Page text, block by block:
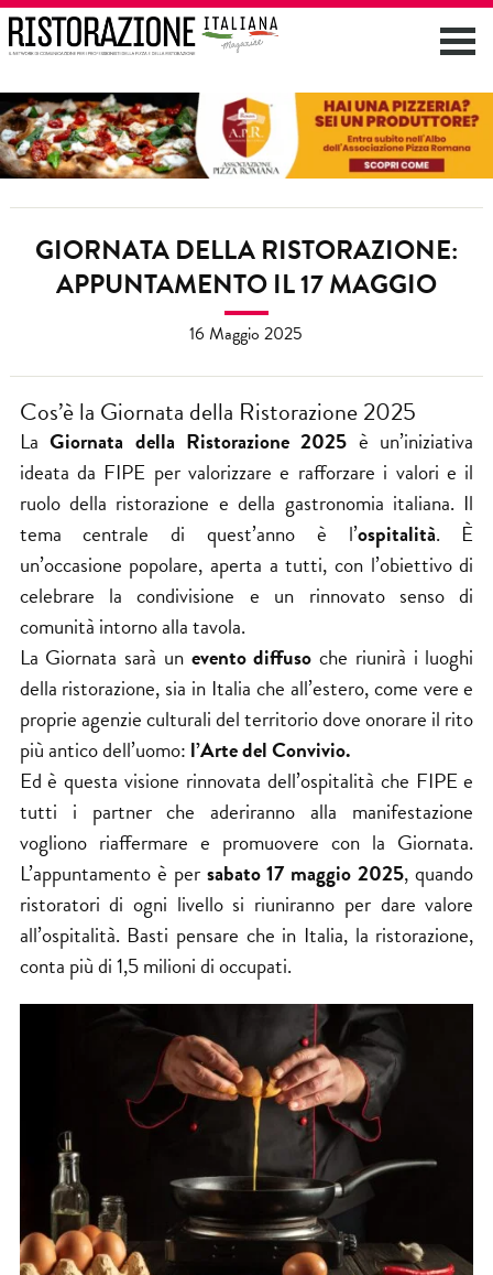
GIORNATA DELLA RISTORAZIONE:
APPUNTAMENTO IL 17 MAGGIO
16 Maggio 2025
Cos’è la Giornata della Ristorazione 2025
LaGiornata della Ristorazione 2025 è un’iniziativa
ideata da FIPE per valorizzare e rafforzare i valori e il
ruolo della ristorazione e della gastronomia italiana. Il
tema centrale di quest’anno è l’ospitalità. È
un’occasione popolare, aperta a tutti, con l’obiettivo di
celebrare la condivisione e un rinnovato senso di
comunità intorno alla tavola.
La Giornata sarà un evento diffuso che riunirà i luoghi
della ristorazione, sia in Italia che all’estero, come vere e
proprie agenzie culturali del territorio dove onorare il rito
più antico dell’uomo: l’Arte del Convivio.
Ed è questa visione rinnovata dell’ospitalità che FIPE e
tutti i partner che aderiranno alla manifestazione
vogliono riaffermare e promuovere con la Giornata.
L’appuntamento è per sabato 17 maggio 2025, quando
ristoratori di ogni livello si riuniranno per dare valore
all’ospitalità. Basti pensare che in Italia, la ristorazione,
conta più di1,5 milioni di occupati.